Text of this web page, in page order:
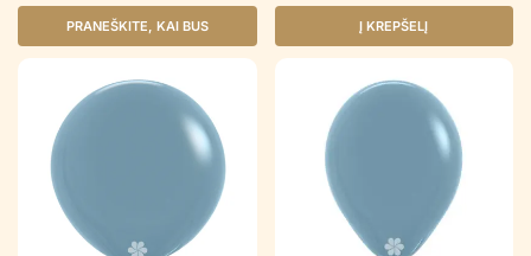
PRANEŠKITE, KAI BUS Į KREPŠELĮ